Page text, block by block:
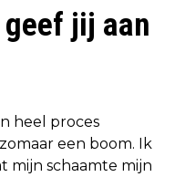
jij aan
heel proces
een boom. Ik
mijn schaamte mijn